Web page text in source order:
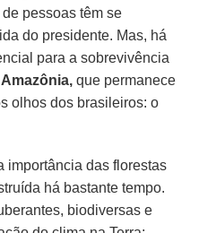
pessoas têm se
do presidente. Mas, há
para a sobrevivência
Amazônia, que permanece
olhos dos brasileiros: o
importância das florestas
há bastante tempo.
biodiversas e